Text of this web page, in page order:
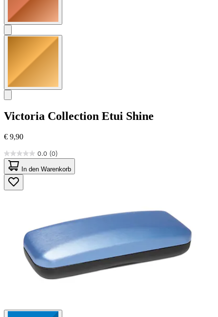
Victoria Collection Etui Shine
€ 9,90
0.0 (0)
0.0
von
5
Sternen.
In den Warenkorb